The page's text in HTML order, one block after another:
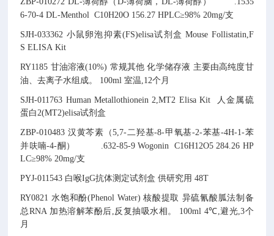
6-70-4 DL-Menthol C10H20O 156.27 HPLC≥98% 20mg/支
SJH-033362 小鼠卵泡抑素(FS)elisa试剂盒 Mouse Follistatin,F
S ELISA Kit
RY1185 甘油溶液(10%) 常规其他 化学储存液 主要由高纯度甘
油、去离子水组成。
100ml 室温,12个月
SJH-011763 Human Metallothionein 2,MT2 Elisa Kit
人金属硫
蛋白2(MT2)elisa试剂盒
ZBP-010483 汉黄芩素（5,7-二羟基-8-甲氧基-2-苯基-4H-1-苯
并呋喃-4-酮） .632-85-9 Wogonin C16H12O5 284.26 HP
LC≥98% 20mg/支
PYJ-011543 白喉IgG抗体测定试剂盒 供研究用 48T
RY0821 水饱和酚(Phenol Water) 核酸提取 异硫氰酸胍法制备
总RNA 加热溶解苯酚后,反复抽吸水相。 100ml 4℃,避光,3个
月